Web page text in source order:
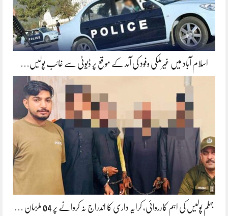
اسلام آباد میں غیرملکی وفود کی آمد کے موقع پر ڈیوٹی سے غائب پولیس…
جہلم پولیس کی اہم کارروائی، کرایہ داری کا اندراج نہ کروانے پر 04 ملزمان …